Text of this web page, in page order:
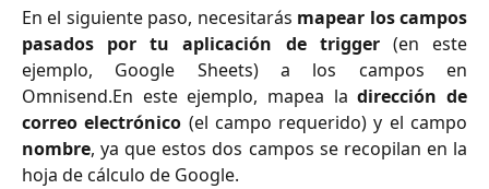
En el siguiente paso, necesitarás mapear los campos
pasados por tu aplicación de trigger(en este
ejemplo, Google Sheets) a los campos en
Omnisend.En este ejemplo, mapea ladirección de
correo electrónico (el campo requerido) y el campo
nombre, ya que estos dos campos se recopilan en la
hoja de cálculo de Google.